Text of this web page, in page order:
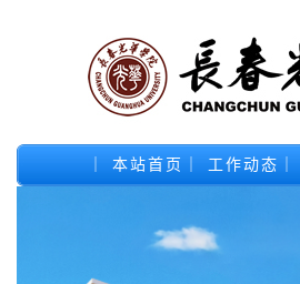
本站首页 工作动态